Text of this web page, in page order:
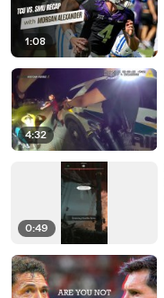
1:08
4:32
0:49